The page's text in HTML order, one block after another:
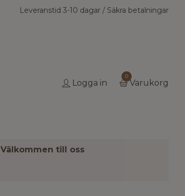
Leveranstid 3-10 dagar / Säkra betalningar
Logga in
0
Varukorg
Välkommen till oss